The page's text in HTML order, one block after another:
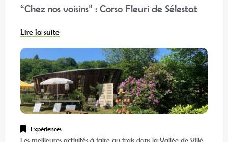
“Chez nos voisins” : Corso Fleuri de Sélestat
Lire la suite
Expériences
Les meilleures activités à faire au frais dans la Vallée de Villé